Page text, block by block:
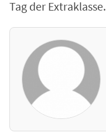
Tag der Extraklasse.